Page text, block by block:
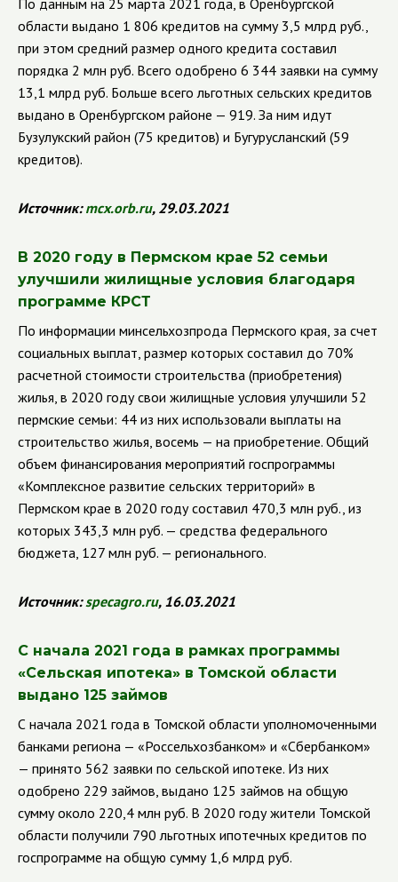
По данным на 25 марта 2021 года, в Оренбургской
области выдано 1 806 кредитов на сумму 3,5 млрд руб.,
при этом средний размер одного кредита составил
порядка 2 млн руб. Всего одобрено 6 344 заявки на сумму
13,1 млрд руб. Больше всего льготных сельских кредитов
выдано в Оренбургском районе — 919. За ним идут
Бузулукский район (75 кредитов) и Бугурусланский (59
кредитов).
Источник:mcx.orb.ru, 29.03.2021
В 2020 году в Пермском крае 52 семьи
улучшили жилищные условия благодаря
программе КРСТ
По информации минсельхозпрода Пермского края, за счет
социальных выплат, размер которых составил до 70%
расчетной стоимости строительства (приобретения)
жилья, в 2020 году свои жилищные условия улучшили 52
пермские семьи: 44 из них использовали выплаты на
строительство жилья, восемь — на приобретение. Общий
объем финансирования мероприятий госпрограммы
«Комплексное развитие сельских территорий» в
Пермском крае в 2020 году составил 470,3 млн руб., из
которых 343,3 млн руб. — средства федерального
бюджета, 127 млн руб. — регионального.
Источник:specagro.ru, 16.03.2021
С начала 2021 года в рамках программы
«Сельская ипотека» в Томской области
выдано 125 займов
С начала 2021 года в Томской области уполномоченными
банками региона — «Россельхозбанком» и «Сбербанком»
— принято 562 заявки по сельской ипотеке. Из них
одобрено 229 займов, выдано 125 займов на общую
сумму около 220,4 млн руб. В 2020 году жители Томской
области получили 790 льготных ипотечных кредитов по
госпрограмме на общую сумму 1,6 млрд руб.